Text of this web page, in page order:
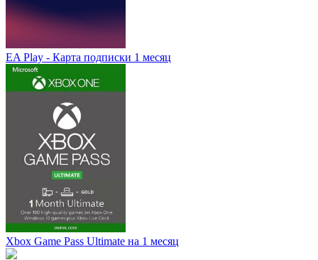
EA Play - Карта подписки 1 месяц
Xbox Game Pass Ultimate на 1 месяц